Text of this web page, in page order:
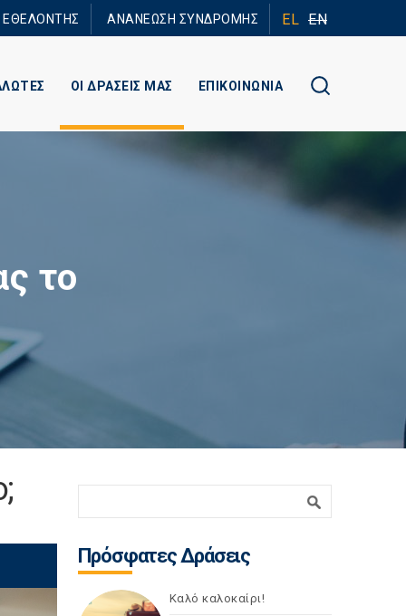
ΕΘΕΛΟΝΤΗΣ ΑΝΑΝΕΩΣΗ ΣΥΝΔΡΟΜΗΣ EL EN
ΟΙ ΔΡΑΣΕΙΣ ΜΑΣ ΕΠΙΚΟΙΝΩΝΙΑ
το
Πρόσφατες Δράσεις
Καλό καλοκαίρι!